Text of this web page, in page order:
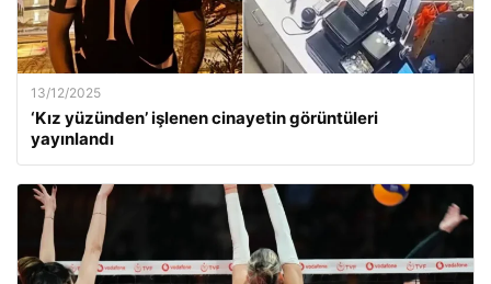
13/12/2025
‘Kız yüzünden’ işlenen cinayetin görüntüleri
yayınlandı